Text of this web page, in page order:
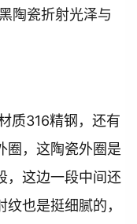
陶瓷折射光泽与
质316精钢，还有
圈，这陶瓷外圈是
，这边一段中间还
也是挺细腻的，